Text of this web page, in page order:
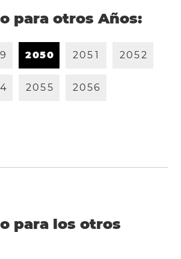
para otros Años:
9 2050 205 1 2052
4 2055 2056
para los otros